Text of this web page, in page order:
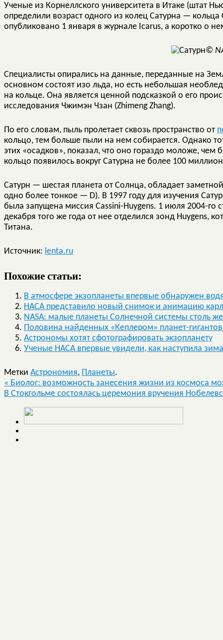
Ученые из Корнеллского университета в Итаке (штат
определили возраст одного из колец Сатурна —
опубликовано 1 января в журнале Icarus, а коротко о
©
Специалисты опирались на данные, переданные на
основном состоят изо льда, но есть небольшая
на кольце. Она является ценной подсказкой о его
исследования Чжимэн Чзан (Zhimeng Zhang).
По его словам, пыль пролетает сквозь пространство от
кольцо, тем больше пыли на нем собирается. Однако
этих «осадков», показал, что оно гораздо моложе,
кольцо появилось вокруг Сатурна не более 100
Сатурн — шестая планета от Солнца, обладает
одно более тонкое — D). В 1997 году для изучения
была запущена миссия Cassini-Huygens. 1 июля 2004-го
декабря того же года от нее отделился зонд Huygens,
Титана.
Источник: lenta.ru
Похожие статьи:
В атмосфере экзопланеты впервые обнаружен
НАСА представило новый снимок и анимацию
NASA: малые планеты Солнечной системы столь
Половина найденных «Кеплером» планет-гигантов
Астрономы хотят сфотографировать экзопланету
Ученые НАСА впервые увидели, как наступила
Метки Астрономия, Планеты.
« Биолог: возможность занесения жизни из космоса
В Стокгольме состоялась церемония вручения